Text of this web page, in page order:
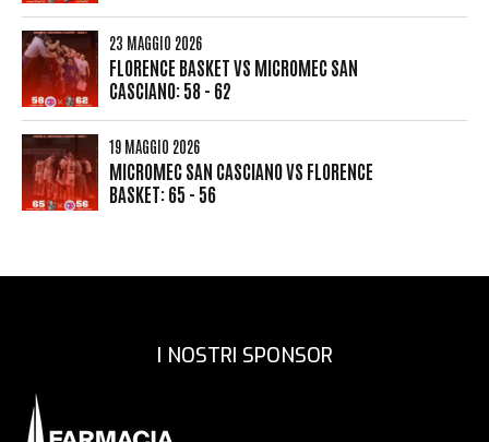
23 MAGGIO 2026
FLORENCE BASKET VS MICROMEC SAN
CASCIANO: 58 - 62
19 MAGGIO 2026
MICROMEC SAN CASCIANO VS FLORENCE
BASKET: 65 - 56
I NOSTRI SPONSOR